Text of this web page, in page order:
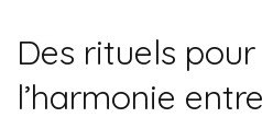
Des rituels
l’harmonie